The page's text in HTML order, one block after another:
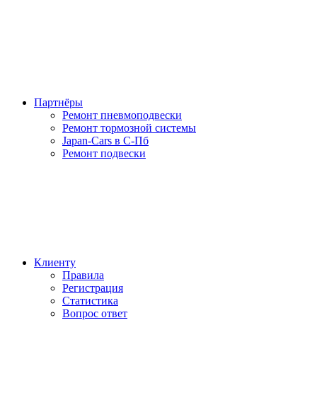
Партнёры
Ремонт пневмоподвески
Ремонт тормозной системы
Japan-Cars в С-Пб
Ремонт подвески
Клиенту
Правила
Регистрация
Статистика
Вопрос ответ